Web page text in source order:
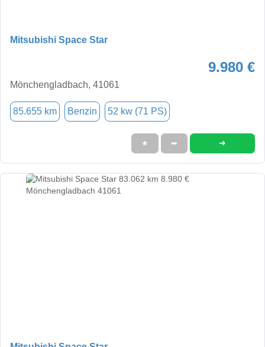
Mitsubishi Space Star
9.980 €
Mönchengladbach, 41061
85.655 km Benzin 52 kw (71 PS)
★ ➦ ➜